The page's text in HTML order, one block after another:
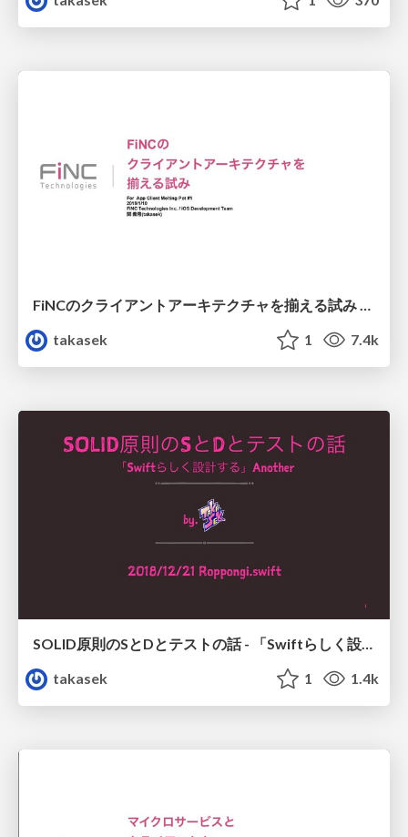
takasek
1 7.4k
SOLID原則のSとDとテストの話 - 「Swiftらしく設計する」Another / 20181221 #roppongiswift
takasek
1 1.4k